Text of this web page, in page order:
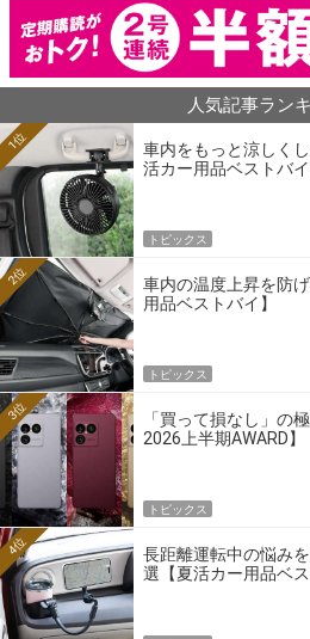
人気記事ラン
車内をもっと涼しく
活カー用品ベストバイ
1位
トピックス
車内の温度上昇を防
用品ベストバイ】
2位
トピックス
「買って損なし」の
2026上半期AWARD】
3位
トピックス
長距離運転中の悩み
選【夏活カー用品ベス
4位